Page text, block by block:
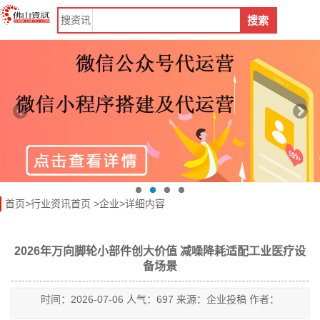
搜资讯 搜索
首页>行业资讯首页 >企业>详细内容
2026年万向脚轮小部件创大价值 减噪降耗适配工业医疗设
备场景
时间：2026-07-06 人气：697 来源：企业投稿 作者：